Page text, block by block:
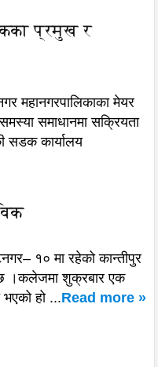
प्रमुख र
महानगरपालिकाका मेयर
समाधानमा सक्रियता
सडक कार्यालय
१० मा रहेको कान्तीपुर
।कलेजमा शुक्रबार एक
हो ...Read more »